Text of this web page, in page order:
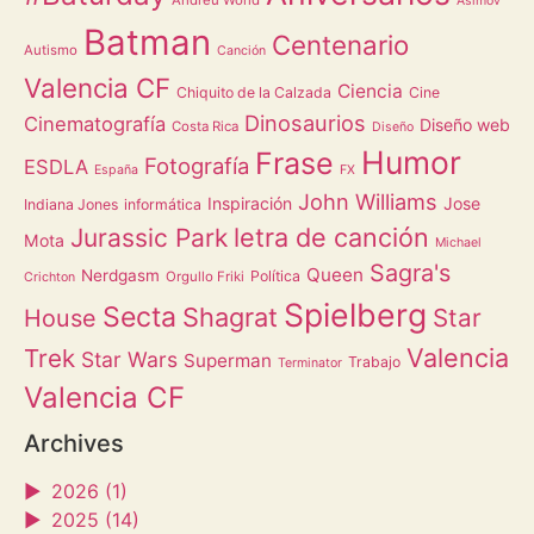
Autismo Batman Canción Centenario
Valencia CF Chiquito de la Calzada Ciencia Cine
Cinematografía Costa Rica Dinosaurios Diseño Diseño web
ESDLA España Fotografía Frase FX Humor
Indiana Jones informática Inspiración John Williams Jose
Mota Jurassic Park letra de canción Michael
Crichton Nerdgasm Orgullo Friki Política Queen Sagra's
House Secta Shagrat Spielberg Star
Trek Star Wars Superman Terminator Trabajo Valencia
Valencia CF
Archives
► 2026 (1)
► 2025 (14)